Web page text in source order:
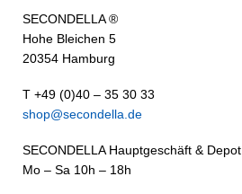
SECONDELLA ®
Hohe Bleichen 5
20354 Hamburg
T +49 (0)40 – 35 30 33
shop@secondella.de
SECONDELLA Hauptgeschäft & Depot
Mo – Sa 10h – 18h